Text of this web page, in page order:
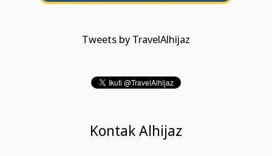
Tweets by TravelAlhijaz
Kontak Alhijaz